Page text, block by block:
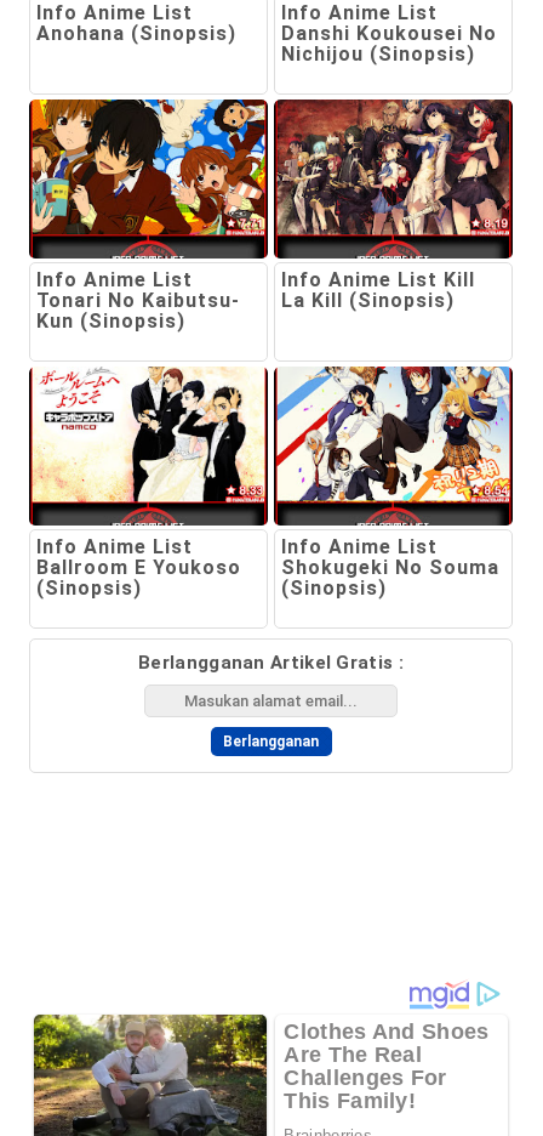
Info Anime List
Anohana (Sinopsis)
Info Anime List
Danshi Koukousei No
Nichijou (Sinopsis)
Info Anime List
Tonari No Kaibutsu-
Kun (Sinopsis)
Info Anime List Kill
La Kill (Sinopsis)
Info Anime List
Ballroom E Youkoso
(Sinopsis)
Info Anime List
Shokugeki No Souma
(Sinopsis)
Berlangganan Artikel Gratis :